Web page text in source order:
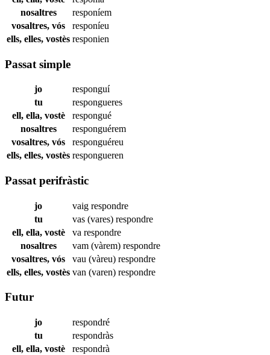
nosaltres
responíem
vosaltres, vós
responíeu
ells, elles, vostès responien
Passat simple
jo
responguí
tu
respongueres
ell, ella, vostè
respongué
nosaltres
responguérem
vosaltres, vós
responguéreu
ells, elles, vostès respongueren
Passat perifràstic
jo vaig respondre
tu
vas (vares) respondre
ell, ella, vostè
va respondre
nosaltres
vam (vàrem) respondre
vosaltres, vós
vau (vàreu) respondre
ells, elles, vostès van (varen) respondre
Futur
jo
respondré
tu
respondràs
ell, ella, vostè
respondrà